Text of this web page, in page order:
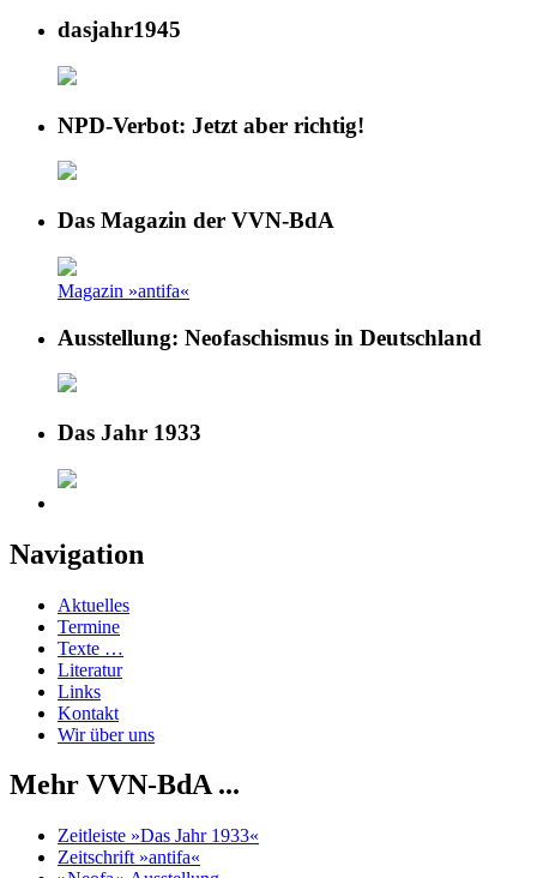
dasjahr1945
NPD-Verbot: Jetzt aber richtig!
Das Magazin der VVN-BdA
Magazin »antifa«
Ausstellung: Neofaschismus in Deutschland
Das Jahr 1933
Navigation
Aktuelles
Termine
Texte …
Literatur
Links
Kontakt
Wir über uns
Mehr VVN-BdA ...
Zeitleiste »Das Jahr 1933«
Zeitschrift »antifa«